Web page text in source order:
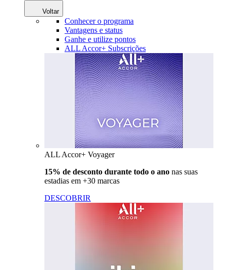
Voltar
Conhecer o programa
Vantagens e status
Ganhe e utilize pontos
ALL Accor+ Subscrições
ALL Accor+ Voyager
15% de desconto durante todo o ano nas suas
estadias em +30 marcas
DESCOBRIR